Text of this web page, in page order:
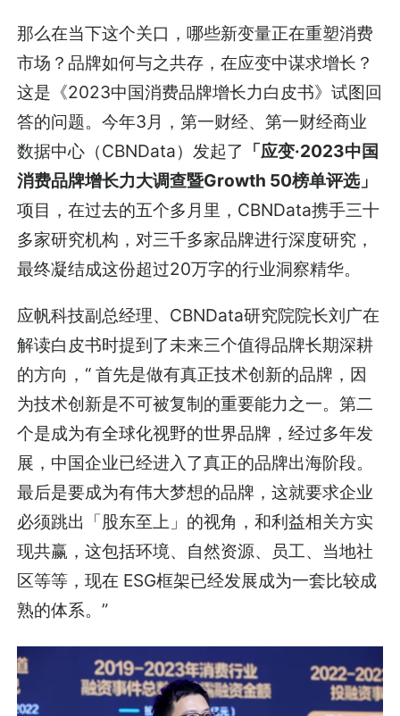
那么在当下这个关口，哪些新变量正在重塑消费
市场？品牌如何与之共存，在应变中谋求增长？
这是《2023中国消费品牌增长力白皮书》试图回
答的问题。今年3月，第一财经、第一财经商业
数据中心（CBNData）发起了 「应变·2023中国
消费品牌增长力大调查暨Growth 50榜单评选」
项目，在过去的五个多月里，CBNData携手三十
多家研究机构，对三千多家品牌进行深度研究，
最终凝结成这份超过20万字的行业洞察精华。
应帆科技副总经理、CBNData研究院院长刘广在
解读白皮书时提到了未来三个值得品牌长期深耕
的方向，“ 首先是做有真正技术创新的品牌，因
为技术创新是不可被复制的重要能力之一。第二
个是成为有全球化视野的世界品牌，经过多年发
展，中国企业已经进入了真正的品牌出海阶段。
最后是要成为有伟大梦想的品牌，这就要求企业
必须跳出「股东至上」的视角，和利益相关方实
现共赢，这包括环境、自然资源、员工、当地社
区等等，现在 ESG框架已经发展成为一套比较成
熟的体系。”